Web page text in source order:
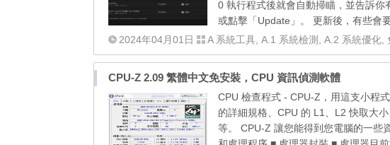
0 執行程式後就會自動掃瞄，並告訴你
或點擊「Update」。 更新後，有些會
2024年04月01日
A 系統工具 A.1 系統檢測 A.2 系統優化
CPU-Z 2.09 繁體中文免安裝，CPU 資訊偵測軟體
CPU 檢查程式 - CPU-Z，用這支小程
的詳細規格、CPU 的 L1、L2 快取大
等。 CPU-Z 讓您能得到您電腦的一些